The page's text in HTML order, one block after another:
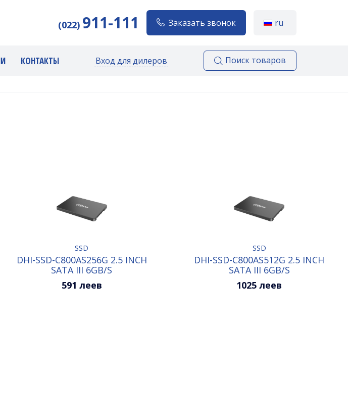
(022) 911-111 Заказать звонок ru
КОНТАКТЫ Вход для дилеров Поиск товаров
SSD
DHI-SSD-C800AS256G 2.5 INCH
SATA III 6GB/S
591 леев
SSD
DHI-SSD-C800AS512G 2.5 INCH
SATA III 6GB/S
1025 леев